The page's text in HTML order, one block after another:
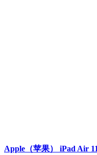
Apple（苹果） iPad Air